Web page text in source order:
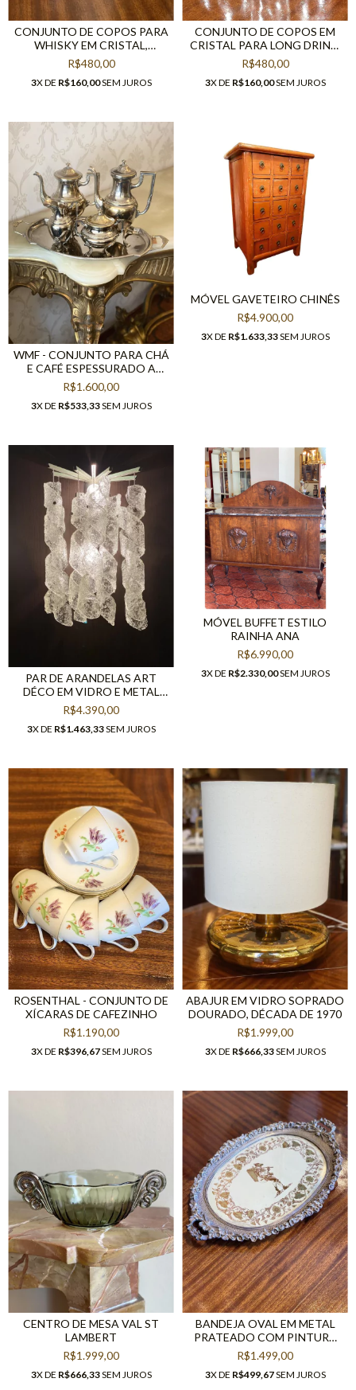
CONJUNTO DE COPOS PARA
WHISKY EM CRISTAL,
DÉCADA 70
R$480,00
3X DE R$160,00SEM JUROS
CONJUNTO DE COPOS EM
CRISTAL PARA LONG DRINK,
DÉCADA DE 70
R$480,00
3X DE R$160,00SEM JUROS
WMF - CONJUNTO PARA CHÁ
E CAFÉ ESPESSURADO A
PRATA ALEMÃ
R$1.600,00
3X DE R$533,33SEM JUROS
MÓVEL GAVETEIRO CHINÊS
R$4.900,00
3X DE R$1.633,33SEM JUROS
PAR DE ARANDELAS ART
DÉCO EM VIDRO E METAL
PRATEADO, DÉCADA DE 50
R$4.390,00
3X DE R$1.463,33SEM JUROS
MÓVEL BUFFET ESTILO
RAINHA ANA
R$6.990,00
3X DE R$2.330,00SEM JUROS
ROSENTHAL - CONJUNTO DE
XÍCARAS DE CAFEZINHO
R$1.190,00
3X DE R$396,67SEM JUROS
ABAJUR EM VIDRO SOPRADO
DOURADO, DÉCADA DE 1970
R$1.999,00
3X DE R$666,33SEM JUROS
CENTRO DE MESA VAL ST
LAMBERT
R$1.999,00
3X DE R$666,33SEM JUROS
BANDEJA OVAL EM METAL
PRATEADO COM PINTURA
EM PLACA DE VIDRO
CENTRAL
R$1.499,00
3X DE R$499,67SEM JUROS